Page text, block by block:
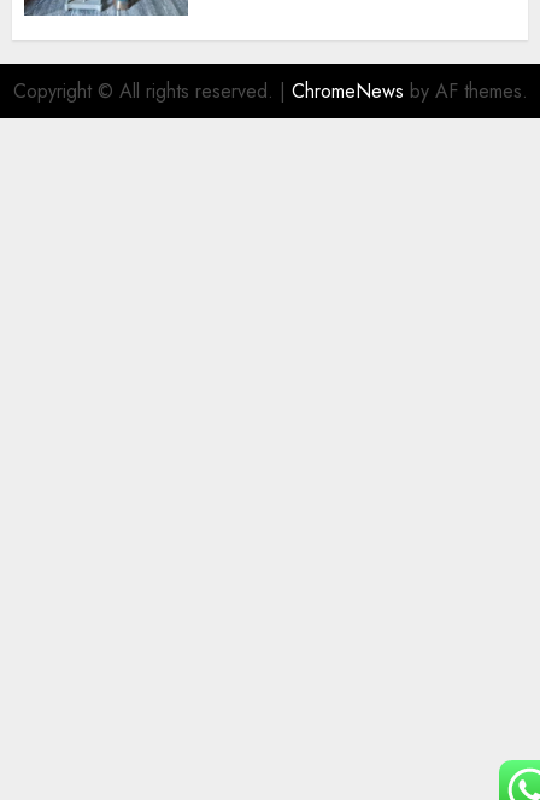
Copyright © All rights reserved. | ChromeNews by AF themes.